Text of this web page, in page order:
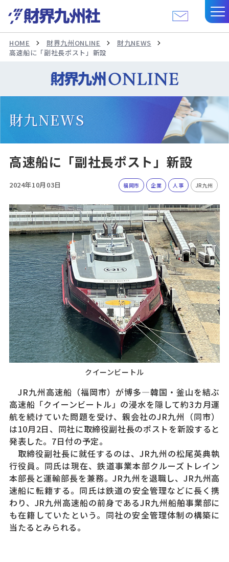
HOME 財界九州ONLINE
財九NEWS
高速船に「副社長ポスト」新設
財九NEWS
高速船に「副社長ポスト」新設
2024年10月03日 福岡市 企業 人事 JR九州
クイーンビートル
JR九州高速船（福岡市）が博多—韓国・釜山を結ぶ
高速船「クイーンビートル」の浸水を隠して約3カ月運
航を続けていた問題を受け、親会社のJR九州（同市）
は10月2日、同社に取締役副社長のポストを新設すると
発表した。7日付の予定。
取締役副社長に就任するのは、JR九州の松尾英典執
行役員。同氏は現在、鉄道事業本部クルーズトレイン
本部長と運輸部長を兼務。JR九州を退職し、JR九州高
速船に転籍する。同氏は鉄道の安全管理などに長く携
わり、JR九州高速船の前身であるJR九州船舶事業部に
も在籍していたという。同社の安全管理体制の構築に
当たるとみられる。